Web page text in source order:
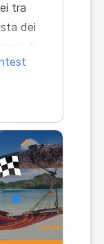
tra
dei
ti